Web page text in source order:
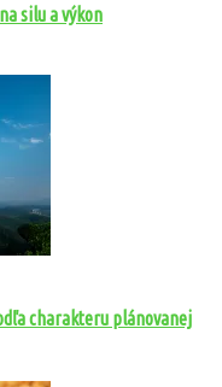
silu a výkon
charakteru plánovanej